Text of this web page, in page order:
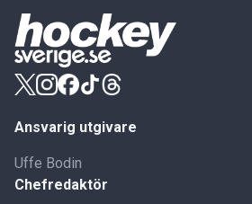
Ansvarig utgivare
Uffe Bodin
Chefredaktör